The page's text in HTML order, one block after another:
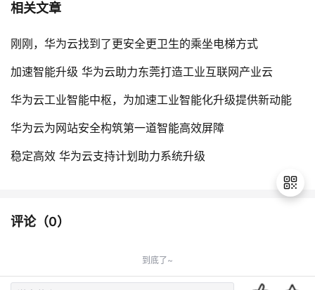
相关文章
刚刚，华为云找到了更安全更卫生的乘坐电梯方式
加速智能升级 华为云助力东莞打造工业互联网产业云
华为云工业智能中枢，为加速工业智能化升级提供新动能
华为云为网站安全构筑第一道智能高效屏障
稳定高效 华为云支持计划助力系统升级
评论（0）
到底了~